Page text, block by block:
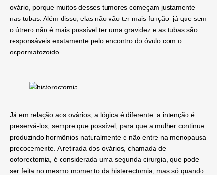
ovário, porque muitos desses tumores começam justamente
nas tubas. Além disso, elas não vão ter mais função, já que sem
o útrero não é mais possível ter uma gravidez e as tubas são
responsáveis exatamente pelo encontro do óvulo com o
espermatozoide.
Já em relação aos ovários, a lógica é diferente: a intenção é
preservá-los, sempre que possível, para que a mulher continue
produzindo hormônios naturalmente e não entre na menopausa
precocemente. A retirada dos ovários, chamada de
ooforectomia , é considerada uma segunda cirurgia, que pode
ser feita no mesmo momento da histerectomia, mas só quando